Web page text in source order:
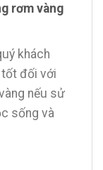
rơm vàng
khách
tốt đối với
nếu sử
sống và